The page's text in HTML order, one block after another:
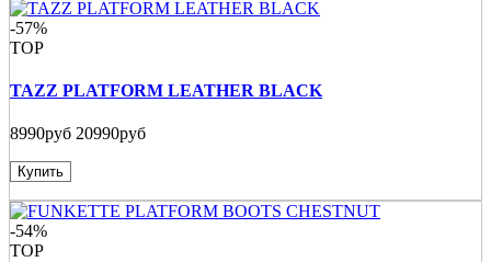
-57%
TOP
TAZZ PLATFORM LEATHER BLACK
8990руб 20990руб
Купить
-54%
TOP